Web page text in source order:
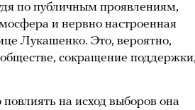
по публичным проявлениям,
и нервно настроенная
Лукашенко. Это, вероятно,
сокращение
повлиять на исход выборов она